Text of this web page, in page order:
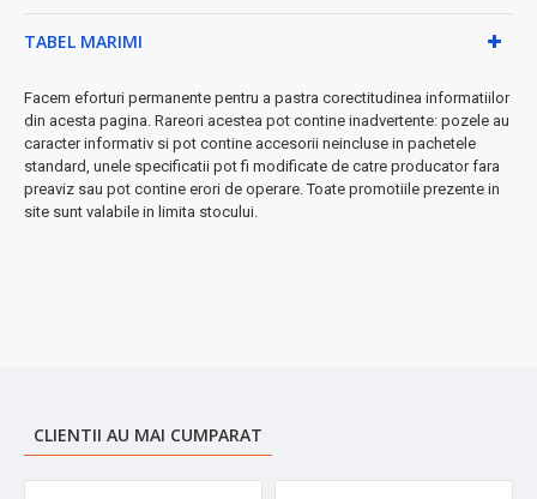
suprafață
sau geantă
★ De ce să alegi această cană termică?
Fabricată din materiale de înaltă calitate, această cană combină
funcționalitatea cu designul modern. Esteușor de spălatși
menținută, fiind compania perfectă pentru birou, călătorii sau
TABEL MARIMI
Facem eforturi permanente pentru a pastra corectitudinea informatiilor
din acesta pagina. Rareori acestea pot contine inadvertente: pozele au
caracter informativ si pot contine accesorii neincluse in pachetele
standard, unele specificatii pot fi modificate de catre producator fara
preaviz sau pot contine erori de operare. Toate promotiile prezente in
site sunt valabile in limita stocului.
CLIENTII AU MAI CUMPARAT